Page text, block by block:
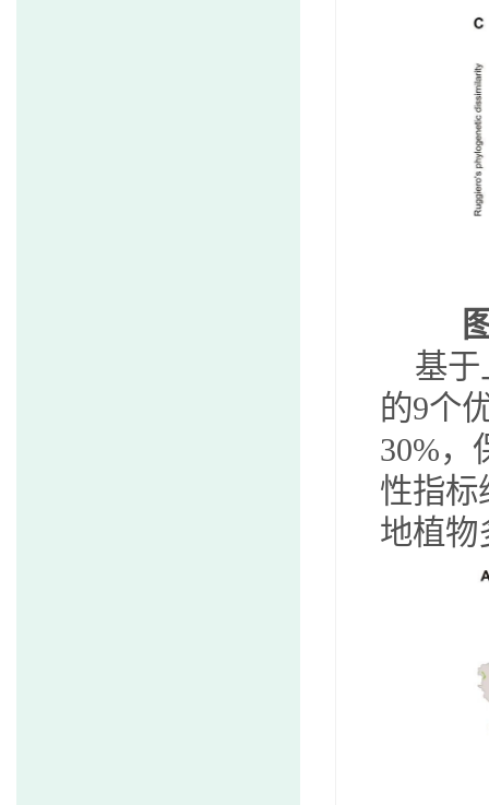
基
的9个
30%，
性指标
地植物